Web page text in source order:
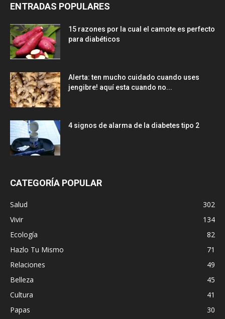
ENTRADAS POPULARES
15 razones por la cual el camote es perfecto
para diabéticos
Alerta: ten mucho cuidado cuando uses
jengibre! aquí esta cuando no...
4 signos de alarma de la diabetes tipo 2
CATEGORÍA POPULAR
Salud
302
Vivir
134
Ecología
82
Hazlo Tu Mismo
71
Relaciones
49
Belleza
45
Cultura
41
Papas
30